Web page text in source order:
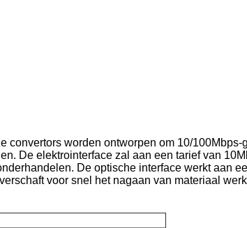
worden ontworpen om 10/100Mbps-
De elektrointerface zal aan een tarief van
De optische interface werkt aan
voor snel het nagaan van materiaal